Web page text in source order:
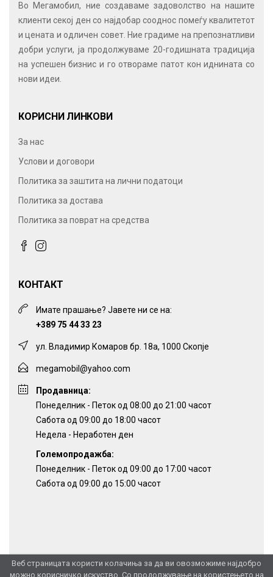
Веб страницата користи колачиња за да ви овозможиме најдобро
можно корисничко искуство. Со продолжување на користењето на
Во Мегамобил, ние создаваме задоволство на нашите
клиенти секој ден со најдобар сооднос помеѓу квалитетот
и цената и одличен совет. Ние градиме на препознатливи
добри услуги, ја продолжуваме 20-годишната традиција
на успешен бизнис и го отвораме патот кон иднината со
нови идеи.
КОРИСНИ ЛИНКОВИ
За нас
Услови и договори
Политика за заштита на лични податоци
Политика за достава
Политика за поврат на средства
КОНТАКТ
Имате прашање? Јавете ни се на:
+389 75 44 33 23
ул. Владимир Комаров бр. 18а, 1000 Скопје
megamobil@yahoo.com
Продавница:
Понеделник - Петок од 08:00 до 21:00 часот
Сабота од 09:00 до 18:00 часот
Недела - Неработен ден
Големопродажба:
Понеделник - Петок од 09:00 до 17:00 часот
Сабота од 09:00 до 15:00 часот